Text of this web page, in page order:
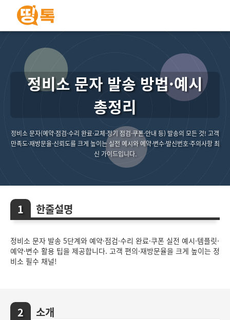
정비소 문자 발송 방법·예시
총정리
정비소 문자(예약·점검·수리 완료·교체·정기 점검·쿠폰·안내 등) 발송의 모든 것! 고객
만족도·재방문율·신뢰도를 크게 높이는 실전 예시와 예약·변수·발신번호·주의사항 최
신 가이드입니다.
한줄설명
정비소 문자 발송 5단계와 예약·점검·수리 완료·쿠폰 실전 예시·템플릿·
예약·변수 활용 팁을 제공합니다. 고객 편의·재방문율을 크게 높이는 정
비소 필수 채널!
소개